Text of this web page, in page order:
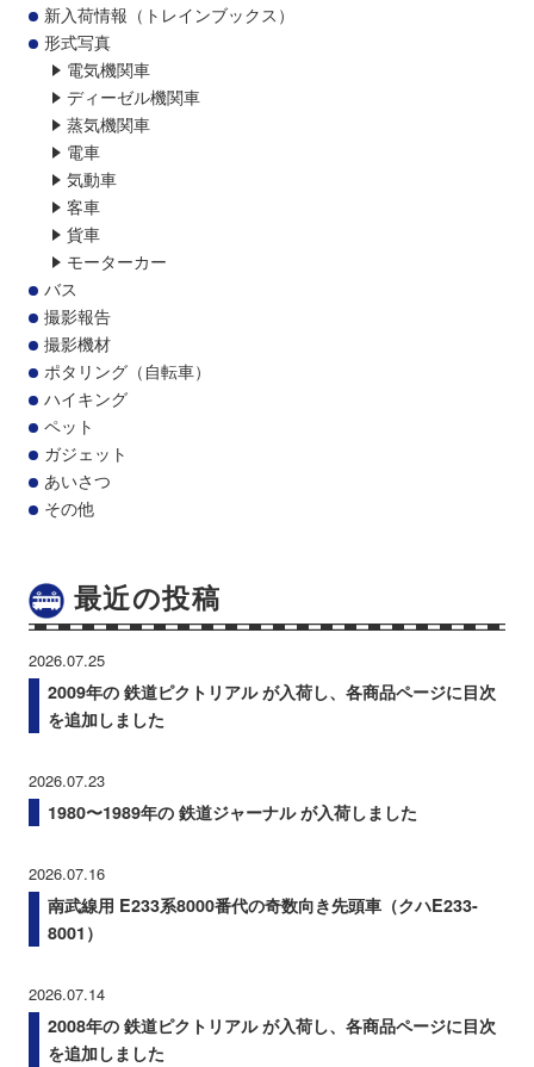
新入荷情報（トレインブックス）
形式写真
電気機関車
ディーゼル機関車
蒸気機関車
電車
気動車
客車
貨車
モーターカー
バス
撮影報告
撮影機材
ポタリング（自転車）
ハイキング
ペット
ガジェット
あいさつ
その他
最近の投稿
2026.07.25
2009年の 鉄道ピクトリアル が入荷し、各商品ページに目次
を追加しました
2026.07.23
1980〜1989年の 鉄道ジャーナル が入荷しました
2026.07.16
南武線用 E233系8000番代の奇数向き先頭車（クハE233-
8001）
2026.07.14
2008年の 鉄道ピクトリアル が入荷し、各商品ページに目次
を追加しました